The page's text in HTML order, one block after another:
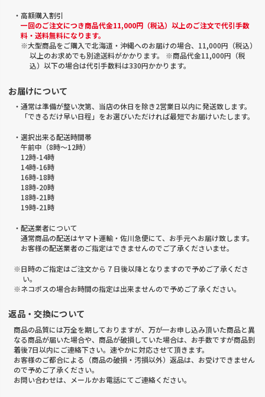
・高額購入割引
一回のご注文につき商品代金11,000円（税込）以上のご注文で代引手数
料・送料無料になります。
※大型商品をご購入で北海道・沖縄へのお届けの場合、11,000円（税込）
以上のお求めでも別途送料がかかります。 ※商品代金11,000円（税
込）以下の場合は代引手数料は330円かかります。
お届けについて
・通常は準備が整い次第、当店の休日を除き2営業日以内に発送致します。
「できるだけ早い日程」をお選びいただければ最短でお届けいたします。
・選択出来る配送時間帯
午前中（8時～12時）
12時-14時
14時-16時
16時-18時
18時-20時
18時-21時
19時-21時
・配送業者について
通常商品の配送はヤマト運輸・佐川急便にて、お手元へお届け致します。
お客様の配送業者のご指定はできませんのでご了承くださいませ。
※日時のご指定はご注文から 7 日後以降となりますので予めご了承くださ
い。
※ネコポスの場合お時間の指定は出来ませんので予めご了承ください。
返品・交換について
商品の品質には万全を期しておりますが、万が一お申し込み頂いた商品と異
なる商品が届いた場合や、商品が破損していた場合は、お手数ですが商品到
着後7日以内にご連絡下さい。速やかに対応させて頂きます。
お客様のご都合による（商品の破損・汚損以外）返品は、お受けできません
ので予めご了承ください。
お問い合わせは、メールかお電話にてご連絡ください。